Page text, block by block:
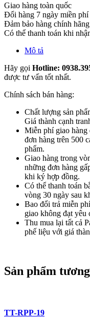
Giao hàng toàn quốc
Đổi hàng 7 ngày miền phí
Đảm bảo hàng chính hãng
Có thể thanh toán khi
Mô tả
Hãy gọi Hotline:
được tư vấn tốt nhất.
Chính sách bán hàng:
Chất lượng sản
Giá thành cạnh
Miễn phí giao
đơn hàng trên 500
phẩm.
Giao hàng trong
những đơn hàng
khi ký hợp đồng.
Có thể thanh toán
vòng 30 ngày sau
Bao đổi trả miễn
giao không đạt yêu
Thu mua lại tất cả
phế liệu với giá
Sản phẩm
TT-RPP-19